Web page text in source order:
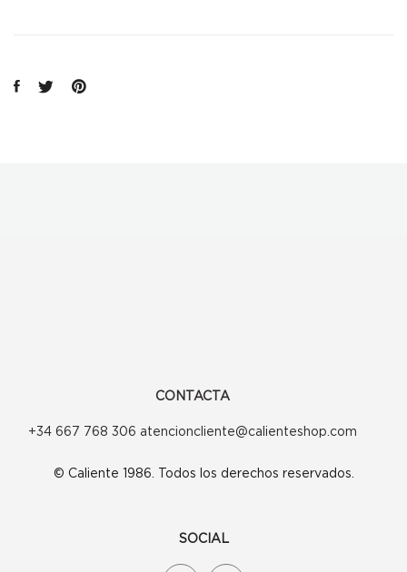
CONTACTA
+34 667 768 306 atencioncliente@calienteshop.com
© Caliente 1986. Todos los derechos reservados.
SOCIAL